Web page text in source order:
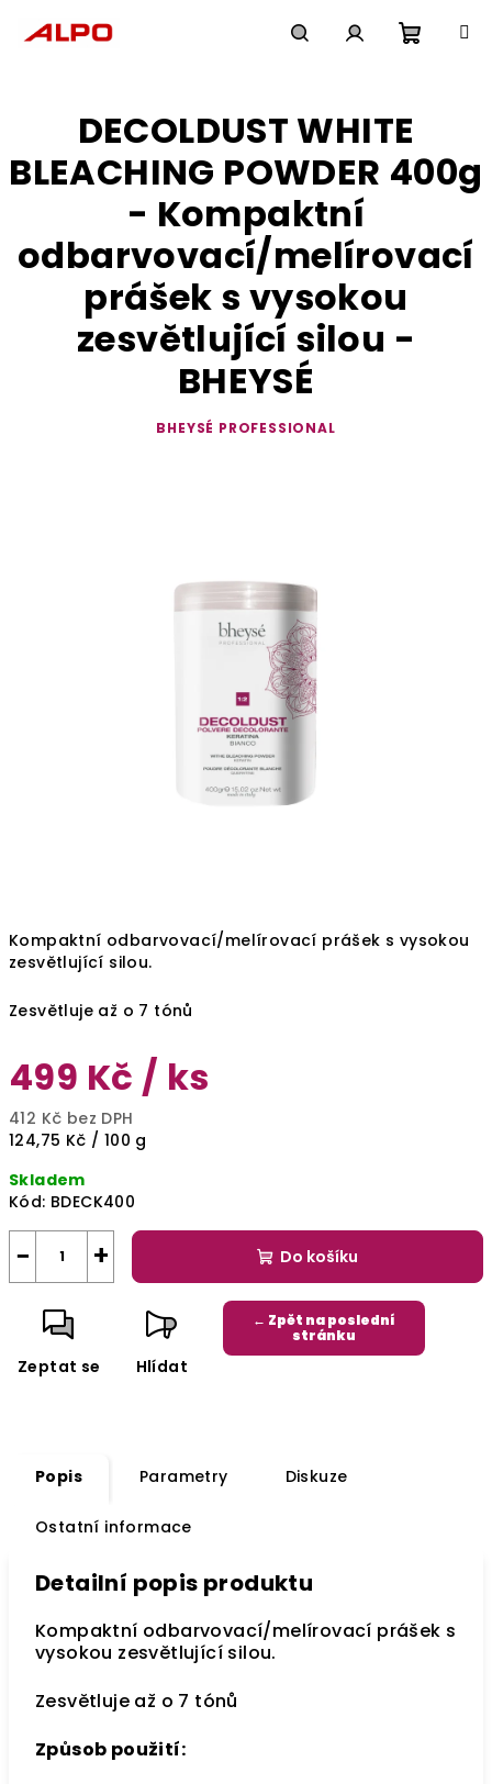
košík
Kompaktní odbarvovací/melírovací prášek s vysokou
zesvětlující silou.
Zesvětluje až o 7 tónů
499 Kč / ks
412 Kč bez DPH
Měrná
124,75 Kč / 100 g
Skladem
Kód: BDECK400
+
− Do košíku
Zeptat se Hlídat
← Zpět na poslední
stránku
DECOLDUST WHITE
BLEACHING POWDER 400g
- Kompaktní
odbarvovací/melírovací
prášek s vysokou
zesvětlující silou -
BHEYSÉ
BHEYSÉ PROFESSIONAL
Popis Parametry Diskuze
Ostatní informace
Detailní popis produktu
Kompaktní odbarvovací/melírovací prášek s
vysokou zesvětlující silou.
Zesvětluje až o 7 tónů
Způsob použití: